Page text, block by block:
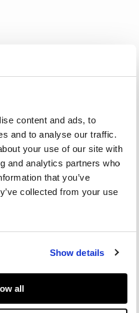
content and ads, to
and to analyse our traffic.
your use of our site with
and analytics partners who
that you’ve
collected from your use
Show details
all
Kostenlose lieferung ab 80€.